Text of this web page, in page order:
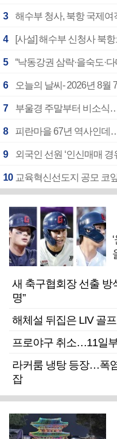
3 해수부 청사, 북항 국제
4 [사설] 해수부 신청사 북
5 “낙동강권 삼락·을숙도·
6 오늘의 날씨- 2026년 8월
7 부울경 주말부터 비소식
8 피란마을 67년 역사인데
9 외국인 선원 ‘인신매매
10 교육혁신선도지 공모 코
새 축구협회장 선출
명”
해체설 뒤집은 LIV 골
프로야구 취소…11일
라커룸 냉탕 등장…폭
잡